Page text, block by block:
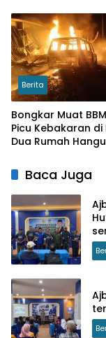
Diamankan
Berita
Bongkar Muat
Picu Kebakaran di
Dua Rumah
Baca Juga